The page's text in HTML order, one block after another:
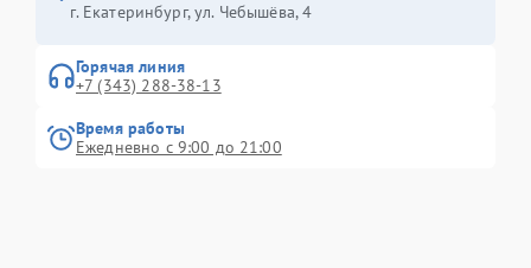
г. Екатеринбург, ул. Чебышёва, 4
Горячая линия
+7 (343) 288-38-13
Время работы
Ежедневно с 9:00 до 21:00